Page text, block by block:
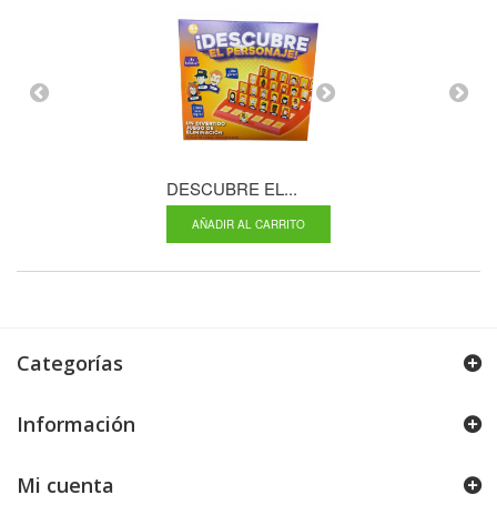
DESCUBRE EL...
AÑADIR AL CARRITO
Categorías
Información
Mi cuenta